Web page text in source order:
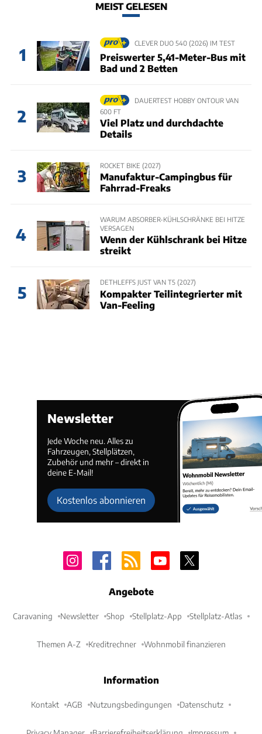
MEIST GELESEN
1
CLEVER DUO 540 (2026) IM TEST
Preiswerter 5,41-Meter-Bus mit
Bad und 2 Betten
2
DAUERTEST HOBBY ONTOUR VAN
600 FT
Viel Platz und durchdachte
Details
3
ROCKET BIKE (2027)
Manufaktur-Campingbus für
Fahrrad-Freaks
4
WARUM ABSORBER-KÜHLSCHRÄNKE BEI HITZE
VERSAGEN
Wenn der Kühlschrank bei Hitze
streikt
5
DETHLEFFS JUST VAN T5 (2027)
Kompakter Teilintegrierter mit
Van-Feeling
Newsletter
Jede Woche neu. Alles zu
Fahrzeugen, Stellplätzen,
Zubehör und mehr – direkt in
deine E-Mail!
Kostenlos abonnieren
Angebote
Caravaning Newsletter Shop Stellplatz-App Stellplatz-Atlas
Themen A-Z Kreditrechner Wohnmobil finanzieren
Information
Kontakt AGB Nutzungsbedingungen Datenschutz